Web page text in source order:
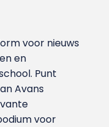
voor nieuws
en
Punt
Avans
voor